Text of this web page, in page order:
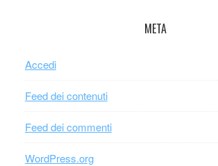
META
Accedi
Feed dei contenuti
Feed dei commenti
WordPress.org